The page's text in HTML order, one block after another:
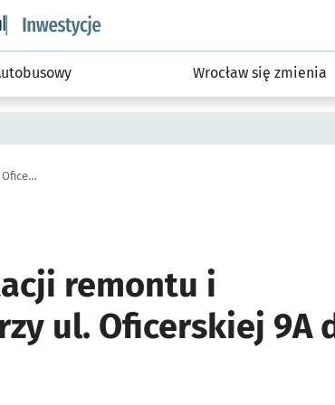
wroclaw.pl podserwis: #InwestycjeWRO -
Wrocław się zmienia
Opracowanie dokumentacji remontu i przebudowy budynku przy ul. Oficerskiej 9A dla potrzeb MOPS
remontu i
ul. Oficerskiej 9A